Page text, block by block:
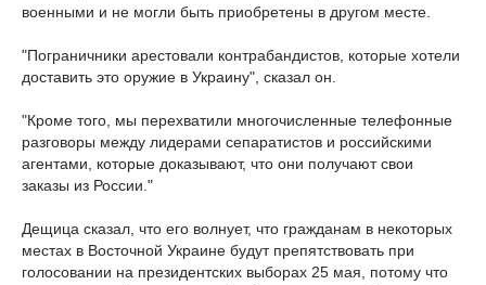
военными и не могли быть приобретены в другом месте.
"Пограничники арестовали контрабандистов, которые хотели
доставить это оружие в Украину", сказал он.
"Кроме того, мы перехватили многочисленные телефонные
разговоры между лидерами сепаратистов и российскими
агентами, которые доказывают, что они получают свои
заказы из России."
Дещица сказал, что его волнует, что гражданам в некоторых
местах в Восточной Украине будут препятствовать при
голосовании на президентских выборах 25 мая, потому что